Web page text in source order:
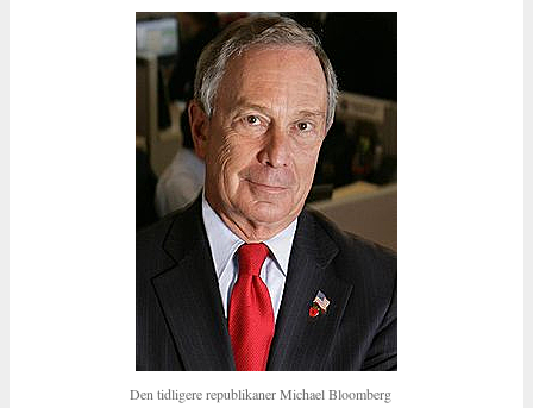
Den tidligere republikaner Michael Bloomberg